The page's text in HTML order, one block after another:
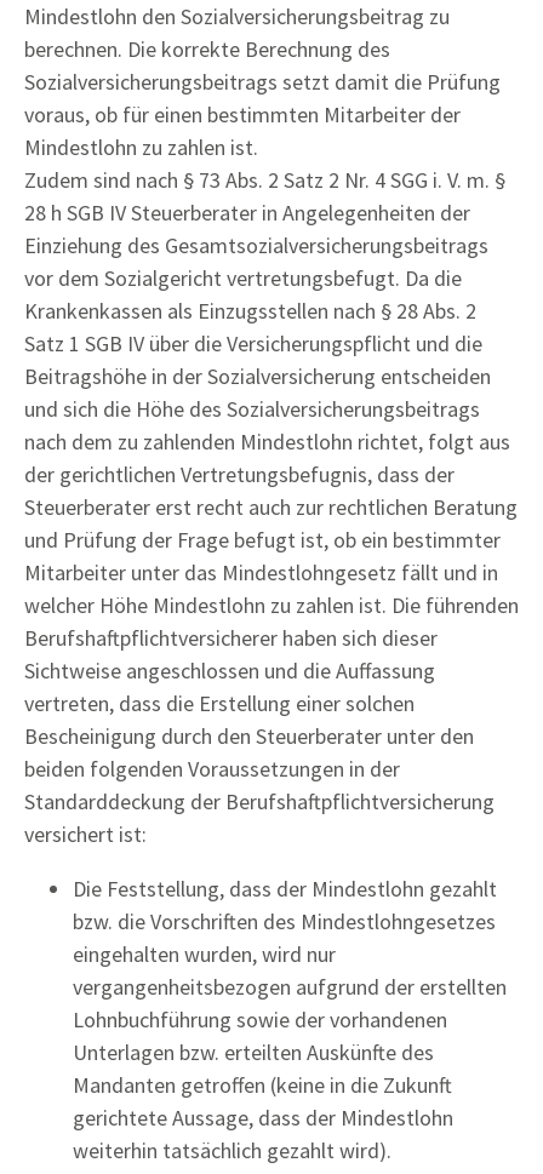
Mindestlohn den Sozialversicherungsbeitrag zu
berechnen. Die korrekte Berechnung des
Sozialversicherungsbeitrags setzt damit die Prüfung
voraus, ob für einen bestimmten Mitarbeiter der
Mindestlohn zu zahlen ist.
Zudem sind nach § 73 Abs. 2 Satz 2 Nr. 4 SGG i. V. m. §
28 h SGB IV Steuerberater in Angelegenheiten der
Einziehung des Gesamtsozialversicherungsbeitrags
vor dem Sozialgericht vertretungsbefugt. Da die
Krankenkassen als Einzugsstellen nach § 28 Abs. 2
Satz 1 SGB IV über die Versicherungspflicht und die
Beitragshöhe in der Sozialversicherung entscheiden
und sich die Höhe des Sozialversicherungsbeitrags
nach dem zu zahlenden Mindestlohn richtet, folgt aus
der gerichtlichen Vertretungsbefugnis, dass der
Steuerberater erst recht auch zur rechtlichen Beratung
und Prüfung der Frage befugt ist, ob ein bestimmter
Mitarbeiter unter das Mindestlohngesetz fällt und in
welcher Höhe Mindestlohn zu zahlen ist. Die führenden
Berufshaftpflichtversicherer haben sich dieser
Sichtweise angeschlossen und die Auffassung
vertreten, dass die Erstellung einer solchen
Bescheinigung durch den Steuerberater unter den
beiden folgenden Voraussetzungen in der
Standarddeckung der Berufshaftpflichtversicherung
versichert ist:
Die Feststellung, dass der Mindestlohn gezahlt
bzw. die Vorschriften des Mindestlohngesetzes
eingehalten wurden, wird nur
vergangenheitsbezogen aufgrund der erstellten
Lohnbuchführung sowie der vorhandenen
Unterlagen bzw. erteilten Auskünfte des
Mandanten getroffen (keine in die Zukunft
gerichtete Aussage, dass der Mindestlohn
weiterhin tatsächlich gezahlt wird).